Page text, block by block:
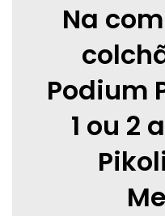
Na
Podium
1 ou 2